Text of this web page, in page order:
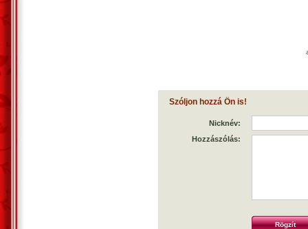
Szóljon hozzá Ön is!
Nicknév:
Hozzászólás: